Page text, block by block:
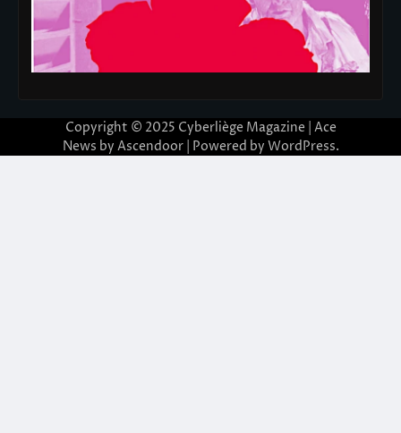
Copyright © 2025 Cyberliège Magazine | Ace
News by Ascendoor| Powered by WordPress.